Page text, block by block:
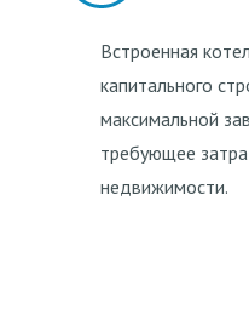
Встроенная
капитального
максимальной
требующее
недвижимости.